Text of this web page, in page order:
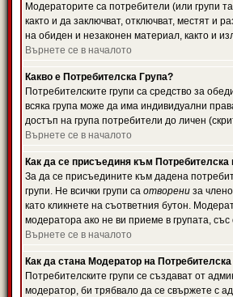
Модераторите са потребители (или групи
както и да заключват, отключват, местят и
на обиден и незаконен материал, както и
Върнете се в началото
Какво е Потребителска Група?
Потребителските групи са средство за
всяка група може да има индивидуални
достъп на група потребители до личен
Върнете се в началото
Как да се присъединя към Потребителска
За да се присъедините към дадена
групи. Не всички групи са отворени за
като кликнете на съответния бутон.
модератора ако не ви приеме в групата,
Върнете се в началото
Как да стана Модератор на
Потребителските групи се създават от
модератор, би трябвало да се свържете с